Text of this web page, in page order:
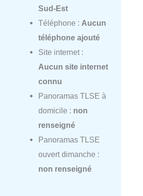
Sud-Est
Téléphone : Aucun
téléphone ajouté
Site internet :
Aucun site internet
connu
Panoramas TLSE à
domicile : non
renseigné
Panoramas TLSE
ouvert dimanche :
non renseigné